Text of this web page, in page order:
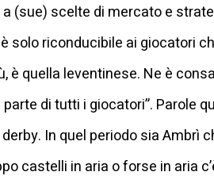
(sue) scelte di mercato e
solo riconducibile ai giocatori
è quella leventinese. Ne è
di tutti i giocatori”. Parole
In quel periodo sia Ambrì
castelli in aria o forse in aria